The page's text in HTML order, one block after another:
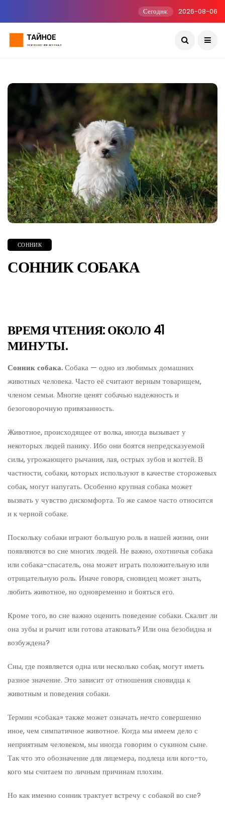
Сегодня: 2026-08-06
СОННИК
СОННИК СОБАКА
ВРЕМЯ ЧТЕНИЯ: ОКОЛО 41
МИНУТЫ.
Сонник собака.Собака — одно из любимых домашних
животных человека. Часто её считают верным товарищем,
членом семьи. Многие ценят собачью надежность и
безоговорочную привязанность.
Животное, происходящее от волка, иногда вызывает у
некоторых людей панику. Ибо они боятся непредсказуемой
силы, угрожающего рычания, лая, острых зубов и когтей. В
частности, собаки, которых используют в качестве сторожевых
собак, могут напугать. Особенно крупная собака может
вызвать у чувство дискомфорта. То же самое часто относится
и к черной собаке.
Поскольку собаки играют большую роль в нашей жизни, они
появляются во сне многих людей. Не важно, охотничья собака
или собака-спасатель, она может играть положительную или
отрицательную роль. Иначе говоря, сновидец может знать,
любить животное, но одновременно и бояться его.
Кроме того, во сне важно оценить поведение собаки. Скалит ли
она зубы и рычит или готова атаковать? Или она безобидна и
возбуждена?
Сны, где появляется одна или несколько собак, могут иметь
разное значение. Это зависит от отношения сновидца к
животным и поведения собаки.
Термин «собака» также может означать нечто совершенно
иное, чем симпатичное животное. Когда мы имеем дело с
неприятным человеком, мы иногда говорим о сукином сыне.
Так что это обозначение для лицемера, подлеца или кого-то,
кого мы считаем по личным причинам плохим.
Но как именно сонник трактует встречу с собакой во сне?